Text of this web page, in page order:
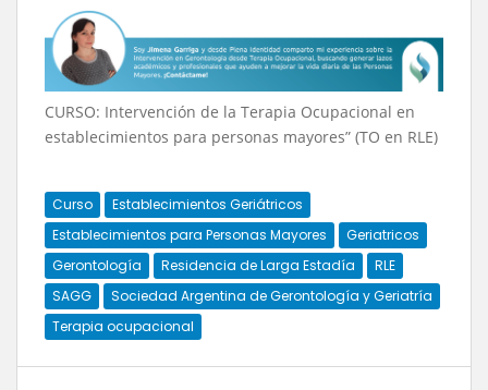
CURSO: Intervención de la Terapia Ocupacional en
establecimientos para personas mayores” (TO en RLE)
Curso
Establecimientos Geriátricos
Establecimientos para Personas Mayores
Geriatricos
Gerontología
Residencia de Larga Estadía
RLE
SAGG
Sociedad Argentina de Gerontología y Geriatría
Terapia ocupacional